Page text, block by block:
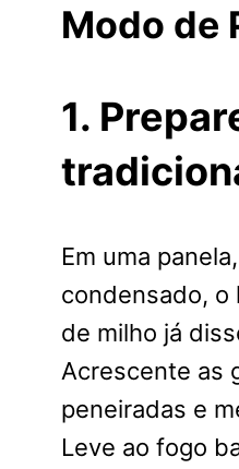
Modo de
1.
Em uma
condensado, o
de milho já
Acrescente as
peneiradas e
Leve ao fogo